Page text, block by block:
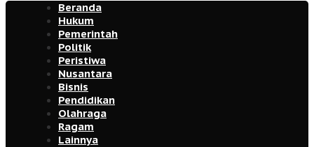
Beranda
Hukum
Pemerintah
Politik
Peristiwa
Nusantara
Bisnis
Pendidikan
Olahraga
Ragam
Lainnya